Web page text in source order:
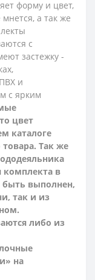
форму и цвет,
а так же
с
застежку -
и
с ярким
цвет
каталоге
Так же
комплекта в
быть выполнен,
так и из
либо из
на